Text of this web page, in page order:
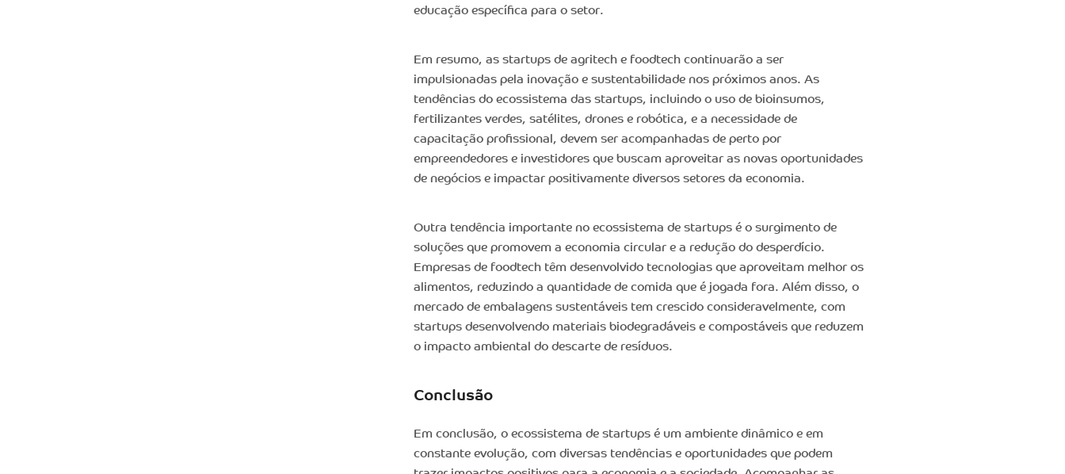
educação específica para o setor.
Em resumo, as startups de agritech e foodtech continuarão a ser
impulsionadas pela inovação e sustentabilidade nos próximos anos. As
tendências do ecossistema das startups, incluindo o uso de bioinsumos,
fertilizantes verdes, satélites, drones e robótica, e a necessidade de
capacitação profissional, devem ser acompanhadas de perto por
empreendedores e investidores que buscam aproveitar as novas oportunidades
de negócios e impactar positivamente diversos setores da economia.
Outra tendência importante no ecossistema de startups é o surgimento de
soluções que promovem a economia circular e a redução do desperdício.
Empresas de foodtech têm desenvolvido tecnologias que aproveitam melhor os
alimentos, reduzindo a quantidade de comida que é jogada fora. Além disso, o
mercado de embalagens sustentáveis tem crescido consideravelmente, com
startups desenvolvendo materiais biodegradáveis e compostáveis que reduzem
o impacto ambiental do descarte de resíduos.
Conclusão
Em conclusão, o ecossistema de startups é um ambiente dinâmico e em
constante evolução, com diversas tendências e oportunidades que podem